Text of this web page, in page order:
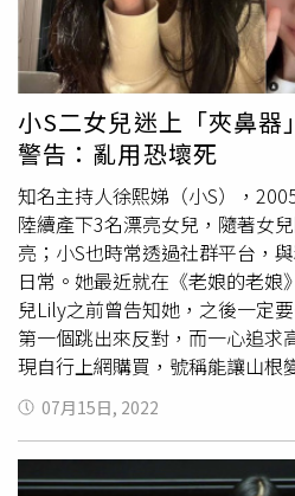
然沒規定戴密錄器？管碧玲則改
題」，丁學忠說，他不相信在座
器，在風浪中就靠一台V8錄影
保嗎？管碧玲則反嗆「委員你知
嗎」，丁則反問「那修好了嗎，
立委有責任追真相，現在問題是
關」，管碧玲則回「我一肩扛起
起就是讓真相公布，讓大眾瞭解
竄改專案報告道歉，不然就負責
說「這個報告是海巡署傳給我的
「我支持海巡這樣改題目」，丁
責」？管則笑著說「是我負責，
的說「我沒有驕傲，請委員支持
不斷繞圈子的答詢激怒，他緊
說「這些都不問了，只要主委公
「我該表達的全說完了」，丁嗆
慢」，管回嗆「我就是謙虛為了
得罪中國大陸，又被在野黨罵，
如美國進場要求台灣道歉了事，
賓前總統羅慕斯來台灣道歉。管
專案報告題目有意見，打電話
開寫臉書對嗆？高金素梅當然是
有這種事！郭正亮預期，周一第
遲，第二場戲可能是民進黨立委
以為會議報告實事求是，民進黨
市長，當然要搞成政治事件。郭
有要解決問題，解決問題她就沒
撞，在各種力量下變成犧牲者。
說，民進黨有一場大戲要上演，
小S二女兒迷上「夾鼻
警告：亂用恐壞死
知名主持人徐熙娣（小S），
陸續產下3名漂亮女兒，隨著女
亮；小S也時常透過社群平台，
日常。她最近就在《老娘的老娘
兒Lily之前曾告知她，之後一定
第一個跳出來反對，而一心追求
現自行上網購買，號稱能讓山根
業醫師跳出來提醒，想要高挺鼻
果，亂用夾鼻器想「夾」出完美
環不良壞死的可能。日前小S在
娘》，聊起家中孩子的叛逆行徑
07月15日, 2022